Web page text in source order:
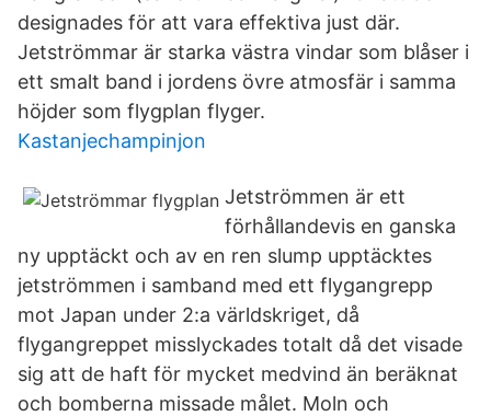
designades för att vara effektiva just där.
Jetströmmar är starka västra vindar som blåser i
ett smalt band i jordens övre atmosfär i samma
höjder som flygplan flyger.
Kastanjechampinjon
Jetströmmen är ett
förhållandevis en ganska
ny upptäckt och av en ren slump upptäcktes
jetströmmen i samband med ett flygangrepp
mot Japan under 2:a världskriget, då
flygangreppet misslyckades totalt då det visade
sig att de haft för mycket medvind än beräknat
och bomberna missade målet. Moln och